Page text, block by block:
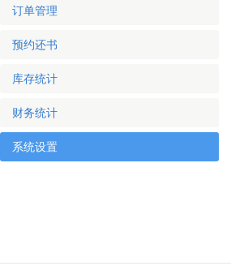
订单管理
预约还书
库存统计
财务统计
系统设置